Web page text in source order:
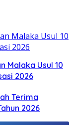
Malaka Usul 10
2026
Terima
2026